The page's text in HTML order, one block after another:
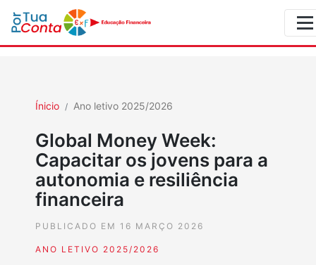
Ínicio Ano letivo 2025/2026
Global Money Week:
Capacitar os jovens para a
autonomia e resiliência
financeira
PUBLICADO EM 16 MARÇO 2026
ANO LETIVO 2025/2026